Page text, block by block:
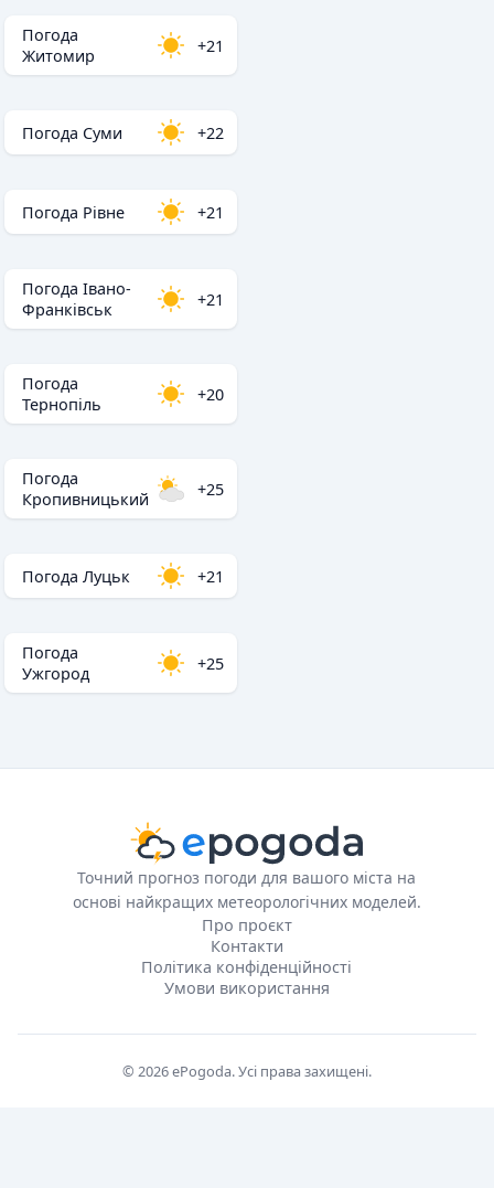
Погода
Житомир
+21
Погода Суми +22
Погода Рівне +21
Погода Івано-
Франківськ
+21
Погода
Тернопіль
+20
Погода
Кропивницький
+25
Погода Луцьк +21
Погода
Ужгород
+25
Точний прогноз погоди для вашого міста на
основі найкращих метеорологічних моделей.
Про проєкт
Контакти
Політика конфіденційності
Умови використання
© 2026 ePogoda. Усі права захищені.